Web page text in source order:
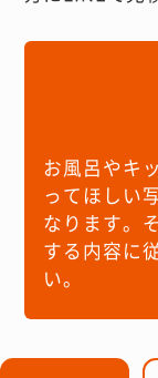
お風呂やキ
ってほしい
なります。
する内容に
い。